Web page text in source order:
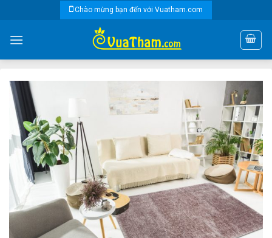
content
Chào mừng bạn đến với Vuatham.com